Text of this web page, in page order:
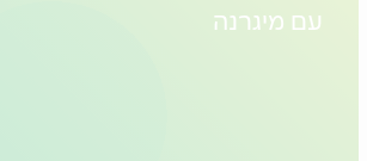
עם מיגרנה